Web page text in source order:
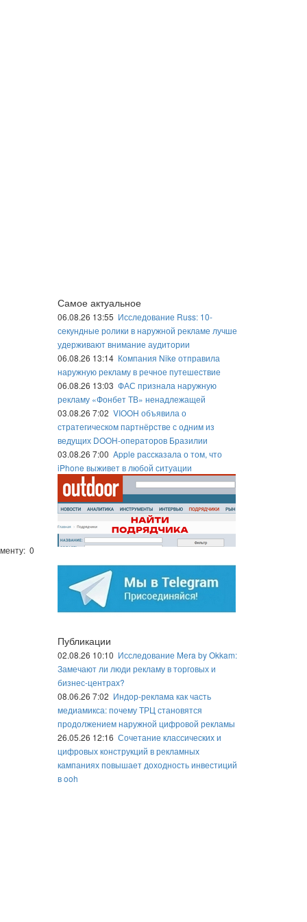
0
Самое актуальное
06.08.26 13:55 Исследование Russ: 10-
секундные ролики в наружной рекламе лучше
удерживают внимание аудитории
06.08.26 13:14 Компания Nike отправила
наружную рекламу в речное путешествие
06.08.26 13:03 ФАС признала наружную
рекламу «Фонбет ТВ» ненадлежащей
03.08.26 7:02 VIOOH объявила о
стратегическом партнёрстве с одним из
ведущих DOOH-операторов Бразилии
03.08.26 7:00 Apple рассказала о том, что
iPhone выживет в любой ситуации
Публикации
02.08.26 10:10 Исследование Mera by Okkam:
Замечают ли люди рекламу в торговых и
бизнес-центрах?
08.06.26 7:02 Индор-реклама как часть
медиамикса: почему ТРЦ становятся
продолжением наружной цифровой рекламы
26.05.26 12:16 Сочетание классических и
цифровых конструкций в рекламных
кампаниях повышает доходность инвестиций
в ooh